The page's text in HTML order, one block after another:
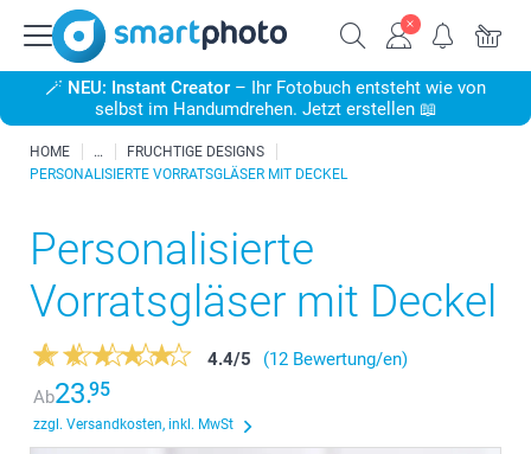
🪄 NEU: Instant Creator – Ihr Fotobuch entsteht wie von
selbst im Handumdrehen. Jetzt erstellen 📖
HOME
FRUCHTIGE DESIGNS
PERSONALISIERTE VORRATSGLÄSER MIT DECKEL
Personalisierte
Vorratsgläser mit Deckel
4.4/5
(12 Bewertung/en)
Ab23.95
zzgl. Versandkosten, inkl. MwSt